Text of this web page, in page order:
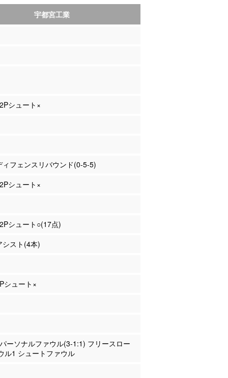
宇都宮工業
シュート×
ィフェンスリバウンド(0-5-5)
シュート×
シュート○(17点)
スト(4本)
シュート×
ーソナルファウル(3-1:1) フリースロー
ル1 シュートファウル